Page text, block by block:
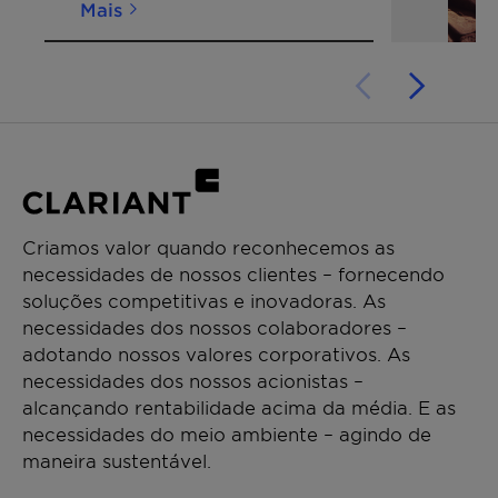
Mais
Criamos valor quando reconhecemos as
necessidades de nossos clientes – fornecendo
soluções competitivas e inovadoras. As
necessidades dos nossos colaboradores –
adotando nossos valores corporativos. As
necessidades dos nossos acionistas –
alcançando rentabilidade acima da média. E as
necessidades do meio ambiente – agindo de
maneira sustentável.